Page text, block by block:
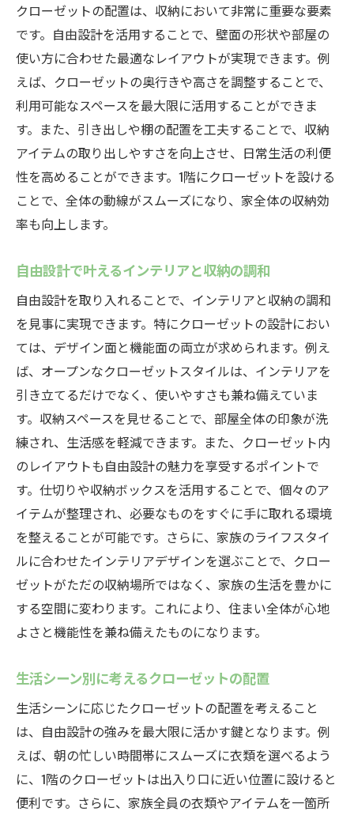
クローゼットの配置は、収納において非常に重要な要素
です。自由設計を活用することで、壁面の形状や部屋の
使い方に合わせた最適なレイアウトが実現できます。例
えば、クローゼットの奥行きや高さを調整することで、
利用可能なスペースを最大限に活用することができま
す。また、引き出しや棚の配置を工夫することで、収納
アイテムの取り出しやすさを向上させ、日常生活の利便
性を高めることができます。1階にクローゼットを設ける
ことで、全体の動線がスムーズになり、家全体の収納効
率も向上します。
自由設計で叶えるインテリアと収納の調和
自由設計を取り入れることで、インテリアと収納の調和
を見事に実現できます。特にクローゼットの設計におい
ては、デザイン面と機能面の両立が求められます。例え
ば、オープンなクローゼットスタイルは、インテリアを
引き立てるだけでなく、使いやすさも兼ね備えていま
す。収納スペースを見せることで、部屋全体の印象が洗
練され、生活感を軽減できます。また、クローゼット内
のレイアウトも自由設計の魅力を享受するポイントで
す。仕切りや収納ボックスを活用することで、個々のア
イテムが整理され、必要なものをすぐに手に取れる環境
を整えることが可能です。さらに、家族のライフスタイ
ルに合わせたインテリアデザインを選ぶことで、クロー
ゼットがただの収納場所ではなく、家族の生活を豊かに
する空間に変わります。これにより、住まい全体が心地
よさと機能性を兼ね備えたものになります。
生活シーン別に考えるクローゼットの配置
生活シーンに応じたクローゼットの配置を考えること
は、自由設計の強みを最大限に活かす鍵となります。例
えば、朝の忙しい時間帯にスムーズに衣類を選べるよう
に、1階のクローゼットは出入り口に近い位置に設けると
便利です。さらに、家族全員の衣類やアイテムを一箇所